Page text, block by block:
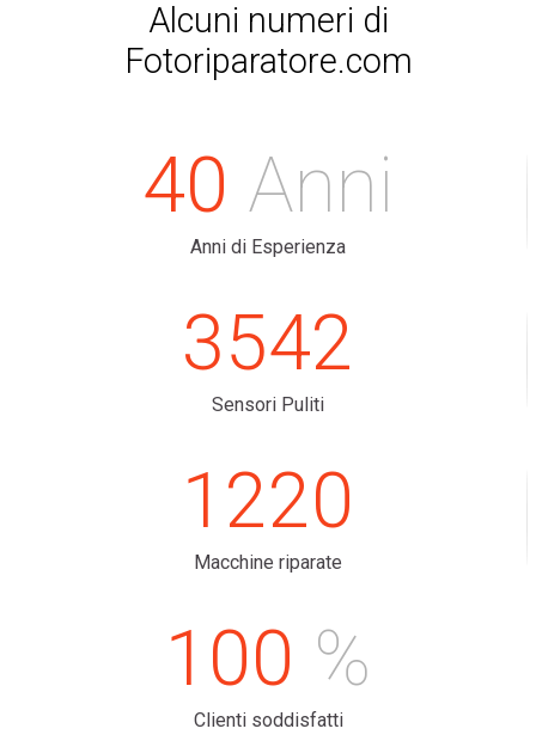
Alcuni numeri di
Fotoriparatore.com
40 Anni
Anni di Esperienza
3542
Sensori Puliti
1220
Macchine riparate
100 %
Clienti soddisfatti